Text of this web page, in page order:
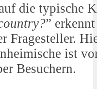
die typische
”
Fragesteller.
ist
Besuchern.